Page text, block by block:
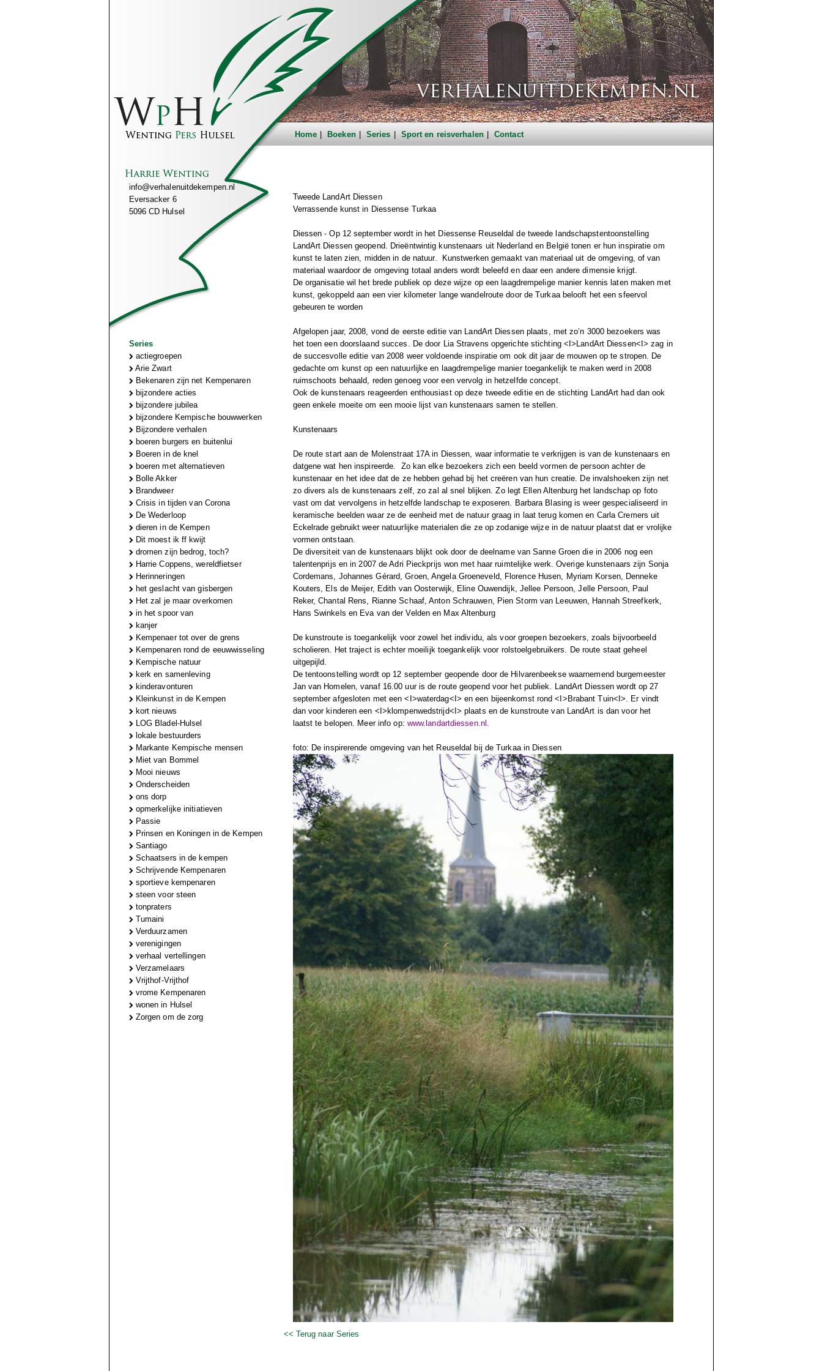
Home Boeken Series Sport en reisverhalen Contact
info@verhalenuitdekempen.nl
Eversacker 6
5096 CD Hulsel
Series
actiegroepen
Arie Zwart
Bekenaren zijn net Kempenaren
bijzondere acties
bijzondere jubilea
bijzondere Kempische bouwwerken
Bijzondere verhalen
boeren burgers en buitenlui
Boeren in de knel
boeren met alternatieven
Bolle Akker
Brandweer
Crisis in tijden van Corona
De Wederloop
dieren in de Kempen
Dit moest ik ff kwijt
dromen zijn bedrog, toch?
Harrie Coppens, wereldfietser
Herinneringen
het geslacht van gisbergen
Het zal je maar overkomen
in het spoor van
kanjer
Kempenaer tot over de grens
Kempenaren rond de eeuwwisseling
Kempische natuur
kerk en samenleving
kinderavonturen
Kleinkunst in de Kempen
kort nieuws
LOG Bladel-Hulsel
lokale bestuurders
Markante Kempische mensen
Miet van Bommel
Mooi nieuws
Onderscheiden
ons dorp
opmerkelijke initiatieven
Passie
Prinsen en Koningen in de Kempen
Santiago
Schaatsers in de kempen
Schrijvende Kempenaren
sportieve kempenaren
steen voor steen
tonpraters
Tumaini
Verduurzamen
verenigingen
verhaal vertellingen
Verzamelaars
Vrijthof-Vrijthof
vrome Kempenaren
wonen in Hulsel
Zorgen om de zorg
Tweede LandArt Diessen
Verrassende kunst in Diessense Turkaa
Diessen - Op 12 september wordt in het Diessense Reuseldal de tweede landschapstentoonstelling
LandArt Diessen geopend. Drieëntwintig kunstenaars uit Nederland en België tonen er hun inspiratie om
kunst te laten zien, midden in de natuur. Kunstwerken gemaakt van materiaal uit de omgeving, of van
materiaal waardoor de omgeving totaal anders wordt beleefd en daar een andere dimensie krijgt.
De organisatie wil het brede publiek op deze wijze op een laagdrempelige manier kennis laten maken met
kunst, gekoppeld aan een vier kilometer lange wandelroute door de Turkaa belooft het een sfeervol
gebeuren te worden
Afgelopen jaar, 2008, vond de eerste editie van LandArt Diessen plaats, met zo’n 3000 bezoekers was
het toen een doorslaand succes. De door Lia Stravens opgerichte stichting <I>LandArt Diessen<I> zag in
de succesvolle editie van 2008 weer voldoende inspiratie om ook dit jaar de mouwen op te stropen. De
gedachte om kunst op een natuurlijke en laagdrempelige manier toegankelijk te maken werd in 2008
ruimschoots behaald, reden genoeg voor een vervolg in hetzelfde concept.
Ook de kunstenaars reageerden enthousiast op deze tweede editie en de stichting LandArt had dan ook
geen enkele moeite om een mooie lijst van kunstenaars samen te stellen.
Kunstenaars
De route start aan de Molenstraat 17A in Diessen, waar informatie te verkrijgen is van de kunstenaars en
datgene wat hen inspireerde. Zo kan elke bezoekers zich een beeld vormen de persoon achter de
kunstenaar en het idee dat de ze hebben gehad bij het creëren van hun creatie. De invalshoeken zijn net
zo divers als de kunstenaars zelf, zo zal al snel blijken. Zo legt Ellen Altenburg het landschap op foto
vast om dat vervolgens in hetzelfde landschap te exposeren. Barbara Blasing is weer gespecialiseerd in
keramische beelden waar ze de eenheid met de natuur graag in laat terug komen en Carla Cremers uit
Eckelrade gebruikt weer natuurlijke materialen die ze op zodanige wijze in de natuur plaatst dat er vrolijke
vormen ontstaan.
De diversiteit van de kunstenaars blijkt ook door de deelname van Sanne Groen die in 2006 nog een
talentenprijs en in 2007 de Adri Pieckprijs won met haar ruimtelijke werk. Overige kunstenaars zijn Sonja
Cordemans, Johannes Gérard, Groen, Angela Groeneveld, Florence Husen, Myriam Korsen, Denneke
Kouters, Els de Meijer, Edith van Oosterwijk, Eline Ouwendijk, Jellee Persoon, Jelle Persoon, Paul
Reker, Chantal Rens, Rianne Schaaf, Anton Schrauwen, Pien Storm van Leeuwen, Hannah Streefkerk,
Hans Swinkels en Eva van der Velden en Max Altenburg
De kunstroute is toegankelijk voor zowel het individu, als voor groepen bezoekers, zoals bijvoorbeeld
scholieren. Het traject is echter moeilijk toegankelijk voor rolstoelgebruikers. De route staat geheel
uitgepijld.
De tentoonstelling wordt op 12 september geopende door de Hilvarenbeekse waarnemend burgemeester
Jan van Homelen, vanaf 16.00 uur is de route geopend voor het publiek. LandArt Diessen wordt op 27
september afgesloten met een <I>waterdag<I> en een bijeenkomst rond <I>Brabant Tuin<I>. Er vindt
dan voor kinderen een <I>klompenwedstrijd<I> plaats en de kunstroute van LandArt is dan voor het
laatst te belopen. Meer info op: www.landartdiessen.nl .
foto: De inspirerende omgeving van het Reuseldal bij de Turkaa in Diessen
<< Terug naar Series